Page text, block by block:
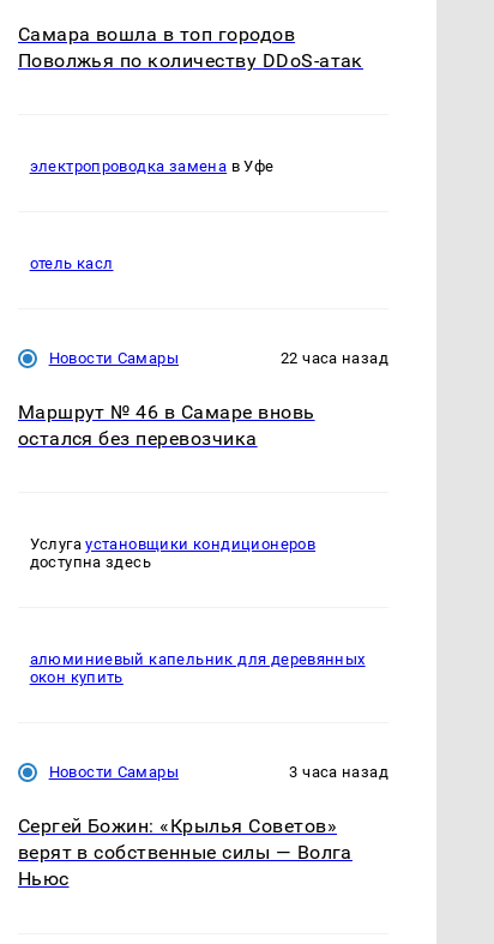
Самара вошла в топ городов
Поволжья по количеству DDoS-атак
электропроводка замена в Уфе
отель касл
Новости Самары 22 часа назад
Маршрут № 46 в Самаре вновь
остался без перевозчика
Услугаустановщики кондиционеров
доступна здесь
алюминиевый капельник для деревянных
окон купить
Новости Самары 3 часа назад
Сергей Божин: «Крылья Советов»
верят в собственные силы — Волга
Ньюс